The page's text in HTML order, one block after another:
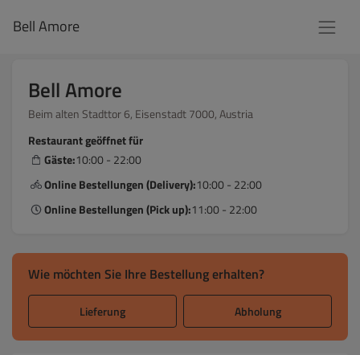
Bell Amore
Bell Amore
Beim alten Stadttor 6, Eisenstadt 7000, Austria
Restaurant geöffnet für
Gäste:10:00 - 22:00
Online Bestellungen (Delivery):10:00 - 22:00
Online Bestellungen (Pick up):11:00 - 22:00
Wie möchten Sie Ihre Bestellung erhalten?
Lieferung Abholung